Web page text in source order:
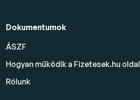
Dokumentumok
ÁSZF
Hogyan működik a Fizetesek.hu oldal
Rólunk